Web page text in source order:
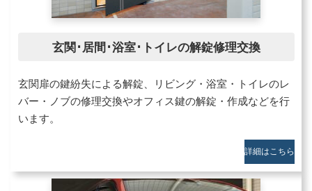
玄関･居間･浴室･トイレの解錠修理交換
玄関扉の鍵紛失による解錠、リビング・浴室・トイレのレ
バー・ノブの修理交換やオフィス鍵の解錠・作成などを行
います。
詳細はこちら